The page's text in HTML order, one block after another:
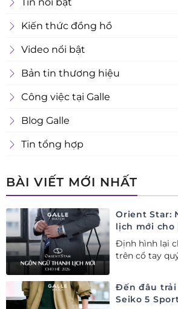
Kiến thức đồng hồ
Video nổi bật
Bản tin thương hiệu
Công việc tại Galle
Blog Galle
Tin tổng hợp
BÀI VIẾT MỚI NHẤT
Orient Star:
lịch mới cho
Định hình lại
trên cổ tay
Đến đâu
Seiko 5